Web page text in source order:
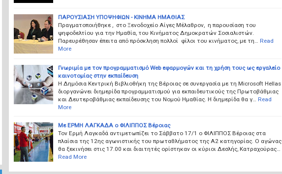
ΠΑΡΟΥΣΙΑΣΗ ΥΠΟΨΗΦΙΩΝ - ΚΙΝΗΜΑ ΗΜΑΘΙΑΣ
Πραγματοποιήθηκε , στο Ξενοδοχείο Αίγες Μέλαθρον, η παρουσίαση του
ψηφοδελτίου για την Ημαθία, του Κινήματος Δημοκρατών Σοσιαλιστών.
Παρευρέθησαν έπειτα από πρόσκληση πολλοί φίλοι του κινήματος, με τη…
Read
More
Γνωριμία με τον προγραμματισμό Web εφαρμογών και τη χρήση τους ως εργαλείο
καινοτομίας στην εκπαίδευση
Η Δημόσια Κεντρική Βιβλιοθήκη της Βέροιας σε συνεργασία με τη Microsoft Hellas
διοργανώνει διημερίδα προγραμματισμού για εκπαιδευτικούς της Πρωτοβάθμιας
και Δευτεροβάθμιας εκπαίδευσης του Νομού Ημαθίας. Η διημερίδα θα γ…
Read
More
Με ΕΡΜΗ ΛΑΓΚΑΔΑ ο ΦΙΛΙΠΠΟΣ Βέροιας
Τον Ερμή Λαγκαδά αντιμετωπίζει το Σάββατο 17/1 ο ΦΙΛΙΠΠΟΣ Βέροιας στα
πλαίσια της 12ης αγωνιστικής του πρωταθλήματος της Α2 κατηγορίας. Ο αγώνας
θα ξεκινήσει στις 17.00 και διαιτητές ορίστηκαν οι κύριοι Δεσλής, Κατραχούρας…
Read More